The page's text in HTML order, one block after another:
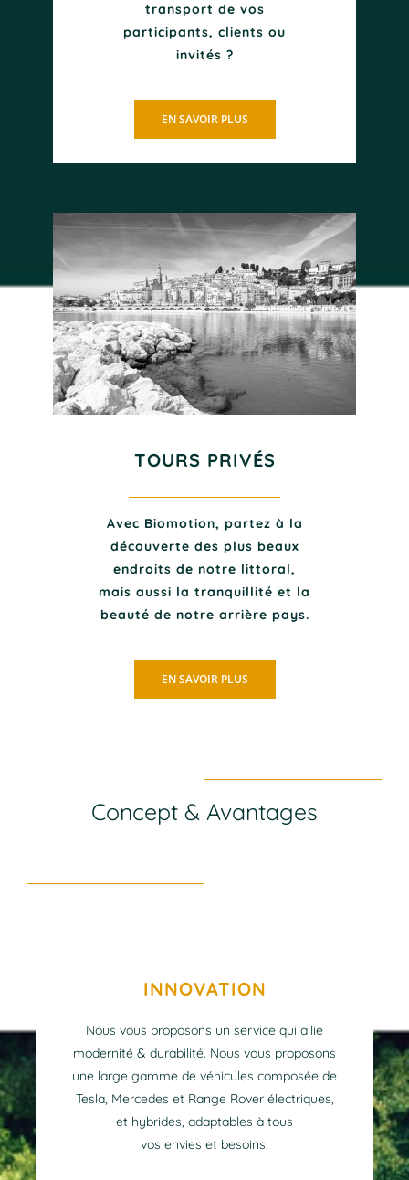
transport de vos
participants, clients ou
invités ?
EN SAVOIR PLUS
TOURS PRIVÉS
Avec Biomotion, partez à la
découverte des plus beaux
endroits de notre littoral,
mais aussi la tranquillité et la
beauté de notre arrière pays.
EN SAVOIR PLUS
Concept & Avantages
INNOVATION
Nous vous proposons un service qui allie
modernité & durabilité. Nous vous proposons
une large gamme de véhicules composée de
Tesla, Mercedes et Range Rover électriques,
et hybrides, adaptables à tous
vos envies et besoins.